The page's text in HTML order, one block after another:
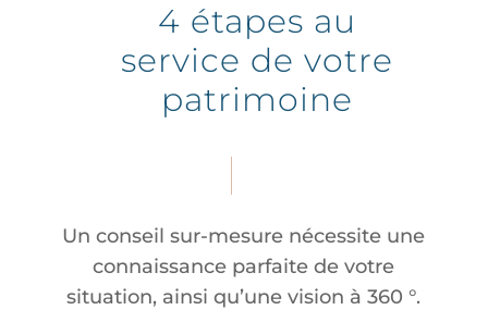
4 étapes au
service de votre
patrimoine
Un conseil sur-mesure nécessite une
connaissance parfaite de votre
situation, ainsi qu’une vision à 360 °.